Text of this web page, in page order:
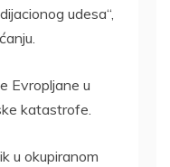
udesa“,
Evropljane u
katastrofe.
u okupiranom